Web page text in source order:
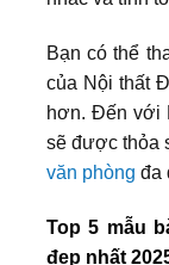
Bạn có thể
của Nội thất
hơn. Đến với
sẽ được thỏa
văn phòng đa
Top 5 mẫu
đẹp nhất